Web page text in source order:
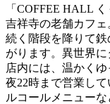
「COFFEE HALL
吉祥寺の老舗カフ
続く階段を降りて
がります。異世界
店内には、温かく
夜22時まで営業し
ルコールメニュー